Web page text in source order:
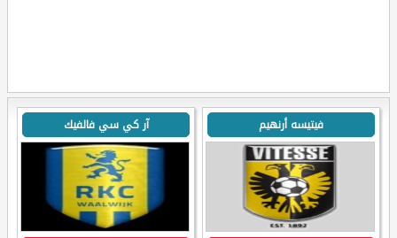
فيتيسه أرنهيم آر كي سي فالفيك